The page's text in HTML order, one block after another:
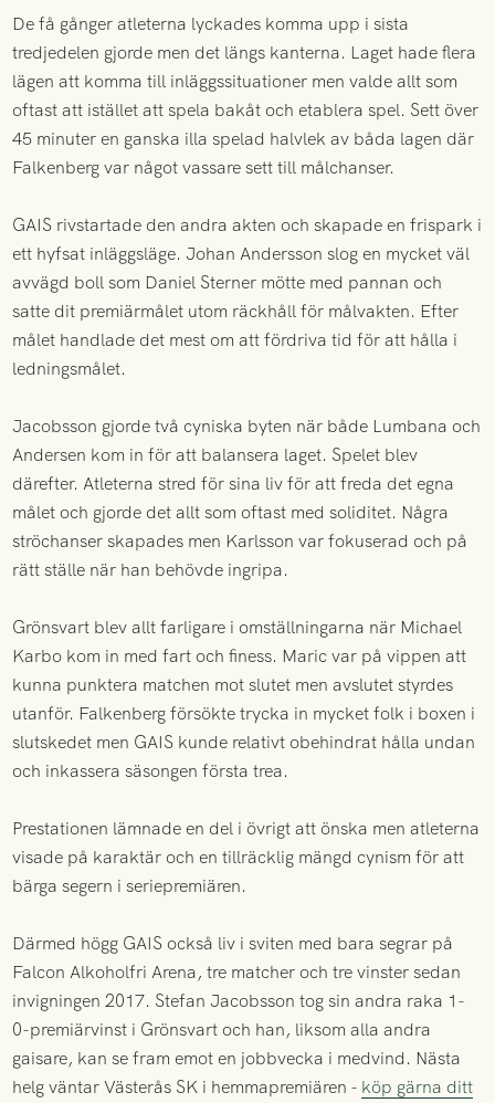
De få gånger atleterna lyckades komma upp i sista
tredjedelen gjorde men det längs kanterna. Laget hade flera
lägen att komma till inläggssituationer men valde allt som
oftast att istället att spela bakåt och etablera spel. Sett över
45 minuter en ganska illa spelad halvlek av båda lagen där
Falkenberg var något vassare sett till målchanser.
GAIS rivstartade den andra akten och skapade en frispark i
ett hyfsat inläggsläge. Johan Andersson slog en mycket väl
avvägd boll som Daniel Sterner mötte med pannan och
satte dit premiärmålet utom räckhåll för målvakten. Efter
målet handlade det mest om att fördriva tid för att hålla i
ledningsmålet.
Jacobsson gjorde två cyniska byten när både Lumbana och
Andersen kom in för att balansera laget. Spelet blev
därefter. Atleterna stred för sina liv för att freda det egna
målet och gjorde det allt som oftast med soliditet. Några
ströchanser skapades men Karlsson var fokuserad och på
rätt ställe när han behövde ingripa.
Grönsvart blev allt farligare i omställningarna när Michael
Karbo kom in med fart och finess. Maric var på vippen att
kunna punktera matchen mot slutet men avslutet styrdes
utanför. Falkenberg försökte trycka in mycket folk i boxen i
slutskedet men GAIS kunde relativt obehindrat hålla undan
och inkassera säsongen första trea.
Prestationen lämnade en del i övrigt att önska men atleterna
visade på karaktär och en tillräcklig mängd cynism för att
bärga segern i seriepremiären.
Därmed högg GAIS också liv i sviten med bara segrar på
Falcon Alkoholfri Arena, tre matcher och tre vinster sedan
invigningen 2017. Stefan Jacobsson tog sin andra raka 1-
0-premiärvinst i Grönsvart och han, liksom alla andra
gaisare, kan se fram emot en jobbvecka i medvind. Nästa
helg väntar Västerås SK i hemmapremiären - köp gärna ditt